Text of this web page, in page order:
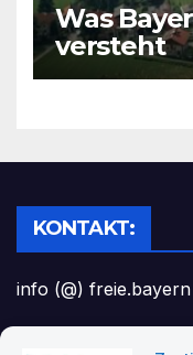
Was
versteht
KONTAKT:
info (@) freie.bayern